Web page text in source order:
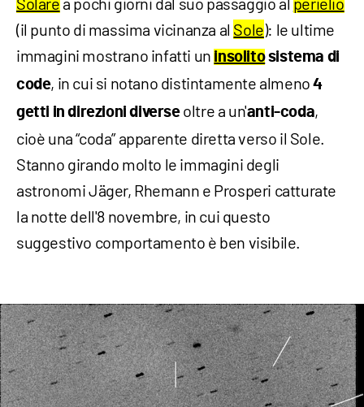
(il punto di massima vicinanza al Sole): le ultime
immagini mostrano infatti uninsolitosistema di
code, in cui si notano distintamente almeno4
getti in direzioni diverseoltre a un'anti-coda,
cioè una “coda” apparente diretta verso il Sole.
Stanno girando molto le immagini degli
astronomi Jäger, Rhemann e Prosperi catturate
la notte dell'8 novembre, in cui questo
suggestivo comportamento è ben visibile.